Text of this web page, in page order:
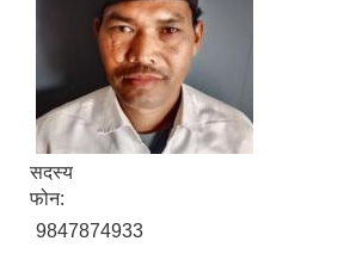
सदस्य
फोन:
9847874933